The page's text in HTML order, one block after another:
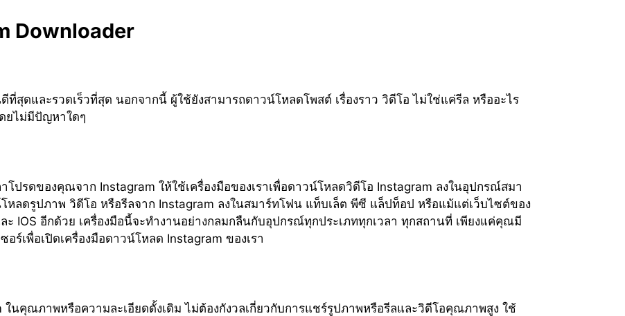
Downloader
ที่สุดและรวดเร็วที่สุด นอกจากนี้ ผู้ใช้ยังสามารถดาวน์โหลดโพสต์ เรื่องราว วิดีโอ ไม่ใช่แค่รีล หรืออะไร
ยไม่มีปัญหาใดๆ
โปรดของคุณจาก Instagram ให้ใช้เครื่องมือของเราเพื่อดาวน์โหลดวิดีโอ Instagram ลงในอุปกรณ์สมา
ลดรูปภาพ วิดีโอ หรือรีลจาก Instagram ลงในสมาร์ทโฟน แท็บเล็ต พีซี แล็ปท็อป หรือแม้แต่เว็บไซต์ของ
ะ IOS อีกด้วย เครื่องมือนี้จะทำงานอย่างกลมกลืนกับอุปกรณ์ทุกประเภททุกเวลา ทุกสถานที่ เพียงแค่คุณมี
อร์เพื่อเปิดเครื่องมือดาวน์โหลด Instagram ของเรา
นคุณภาพหรือความละเอียดดั้งเดิม ไม่ต้องกังวลเกี่ยวกับการแชร์รูปภาพหรือรีลและวิดีโอคุณภาพสูง ใช้